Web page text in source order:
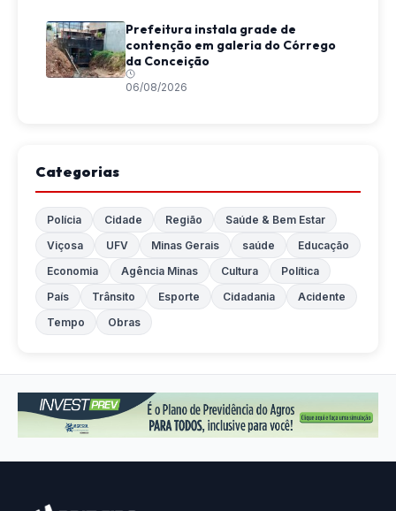
Prefeitura instala grade de
contenção em galeria do Córrego
da Conceição
06/08/2026
Categorias
Polícia Cidade Região
Saúde & Bem Estar
Viçosa
UFV Minas Gerais saúde
Educação
Economia
Agência Minas Cultura
Política
País
Trânsito Esporte Cidadania
Acidente
Tempo
Obras